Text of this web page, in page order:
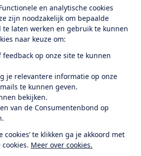
en analytische cookies
zijn noodzakelijk om bepaalde
laten werken en gebruik te kunnen
naar keuze om:
op onze site te kunnen
je relevantere informatie op onze
te kunnen geven.
bekijken.
van de Consumentenbond op
cookies’ te klikken ga je akkoord met
Meer over cookies.
de app
over de